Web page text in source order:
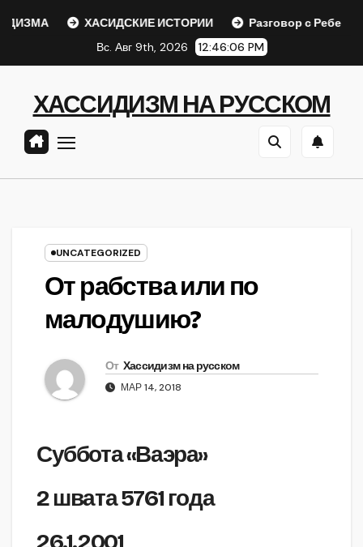
ХАСИДСКИЕ ИСТОРИИ Разговор с Ребе
Вс. Авг 9th, 2026
12:46:07 PM
ХАССИДИЗМ НА РУССКОМ
UNCATEGORIZED
От рабства или по
малодушию?
От Хассидизм на русском
МАР 14, 2018
Суббота «Ваэра»
2 швата 5761 года